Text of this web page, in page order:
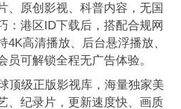
、原创影视、科普内容，无国
：港区ID下载后，搭配合规网
4K高清播放、后台悬浮播放、
员可解锁全程无广告体验。
顶级正版影视库，海量独家美
、纪录片，更新速度快、画质